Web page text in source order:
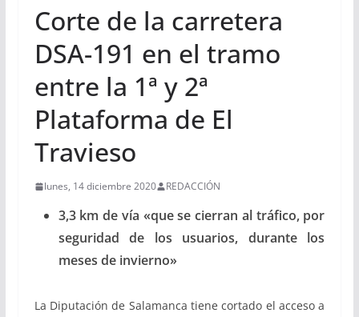
Corte de la carretera
DSA-191 en el tramo
entre la 1ª y 2ª
Plataforma de El
Travieso
lunes, 14 diciembre 2020 REDACCIÓN
3,3 km de vía «que se cierran al tráfico, por
seguridad de los usuarios, durante los
meses de invierno»
La Diputación de Salamanca tiene cortado el acceso a